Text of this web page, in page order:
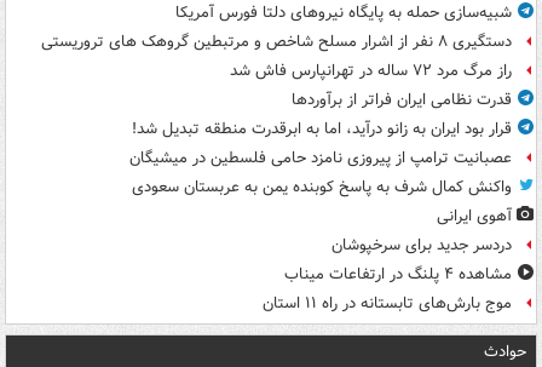
شبیه‌سازی حمله به پایگاه نیروهای دلتا فورس آمریکا
دستگیری ۸ نفر از اشرار مسلح شاخص و مرتبطین گروهک های تروریستی
راز مرگ مرد ۷۲ ساله در تهرانپارس فاش شد
قدرت نظامی ایران فراتر از برآوردها
قرار بود ایران به زانو درآید، اما به ابرقدرت منطقه تبدیل شد!
عصبانیت ترامپ از پیروزی نامزد حامی فلسطین در میشیگان
واکنش کمال شرف به پاسخ کوبنده یمن به عربستان سعودی
آهوی ایرانی
دردسر جدید برای سرخپوشان
مشاهده ۴ پلنگ در ارتفاعات میناب
موج بارش‌های تابستانه در راه ۱۱ استان
حوادث